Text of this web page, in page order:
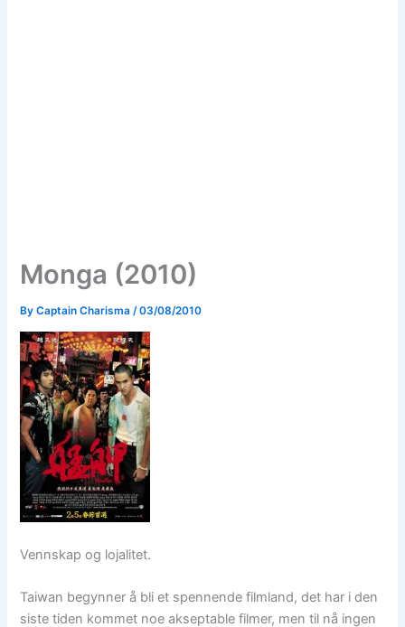
Monga (2010)
ByCaptain Charisma /03/08/2010
Vennskap og lojalitet.
Taiwan begynner å bli et spennende filmland, det har i den
siste tiden kommet noe akseptable filmer, men til nå ingen